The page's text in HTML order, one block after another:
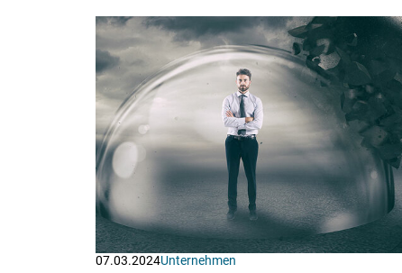
07.03.2024Unternehmen